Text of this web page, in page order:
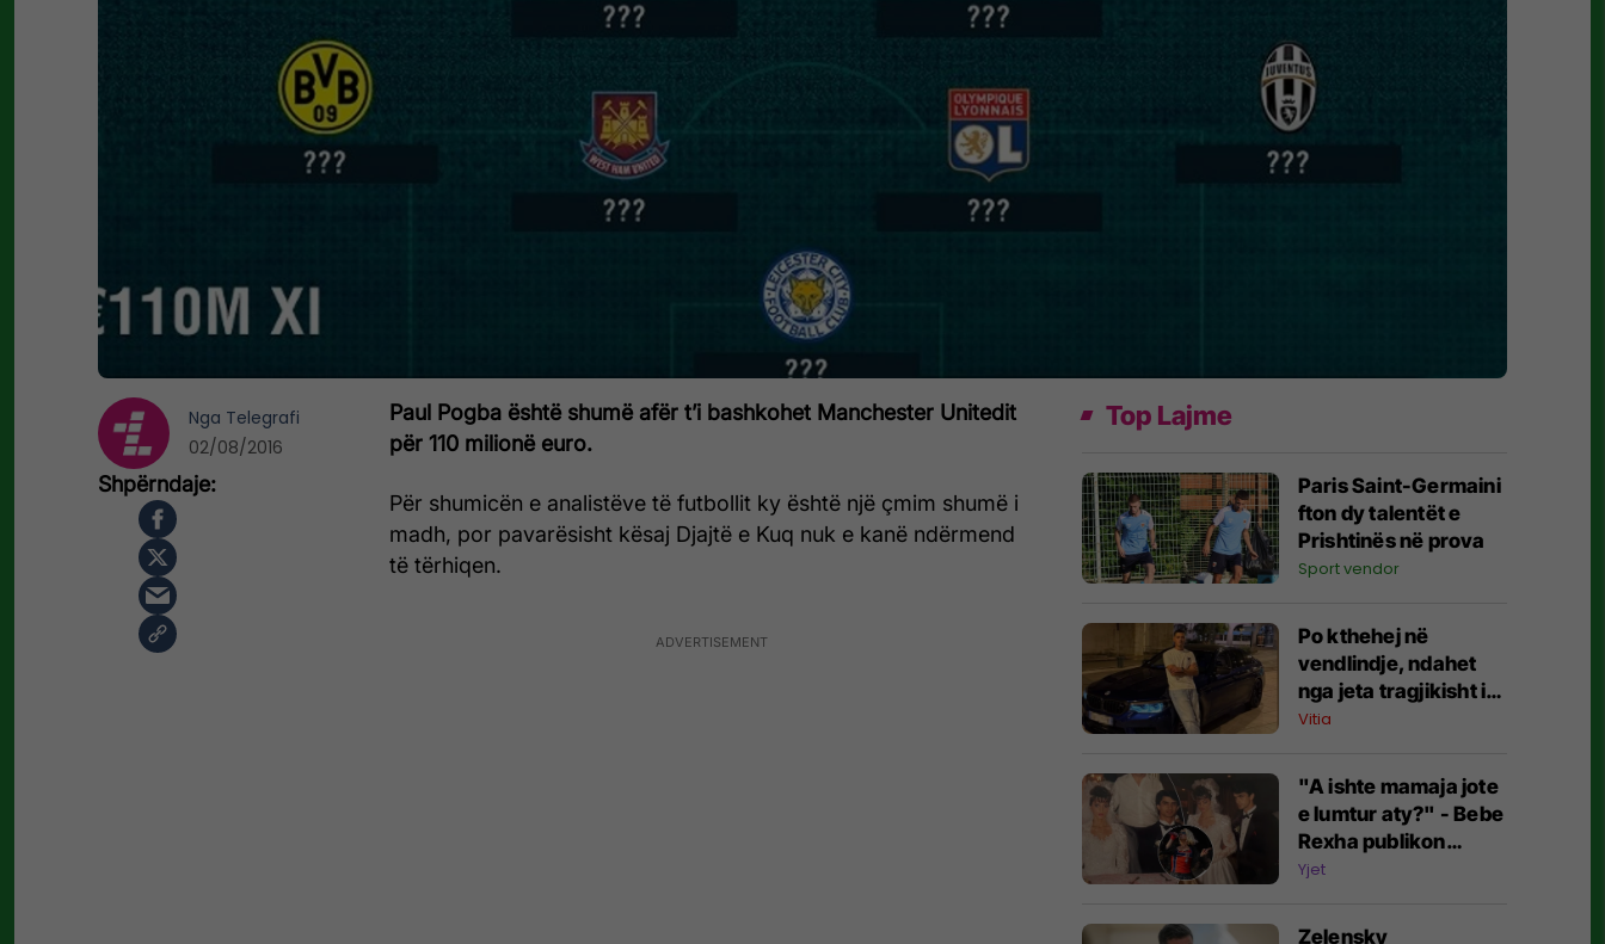
Paul Pogba është shumë afër t’i bashkohet Manchester Unitedit
për 110 milionë euro.
Për shumicën e analistëve të futbollit ky është një çmim shumë i
madh, por pavarësisht kësaj Djajtë e Kuq nuk e kanë ndërmend
të tërhiqen.
Nga Telegrafi
02/08/2016
Top Lajme
Paris Saint-Germaini
fton dy talentët e
Prishtinës në prova
Sport vendor
Po kthehej në
vendlindje, ndahet
nga jeta tragjikisht i
riu nga Vitia
Vitia
"A ishte mamaja jote
e lumtur aty?" - Bebe
Rexha publikon
fotografi të rralla nga
prindërve të saj por
Yjet
Zelensky